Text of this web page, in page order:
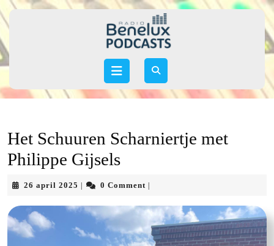
Skip
to
Open
Het Schuuren Scharniertje met
Philippe Gijsels
26 april 2025 26
2025
0 Comment